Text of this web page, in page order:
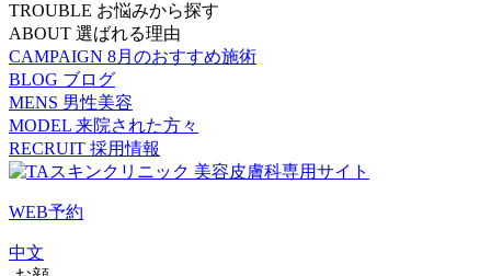
TROUBLE お悩みから探す
ABOUT 選ばれる理由
CAMPAIGN 8月のおすすめ施術
BLOG ブログ
MENS 男性美容
MODEL 来院された方々
RECRUIT 採用情報
WEB予約
中文